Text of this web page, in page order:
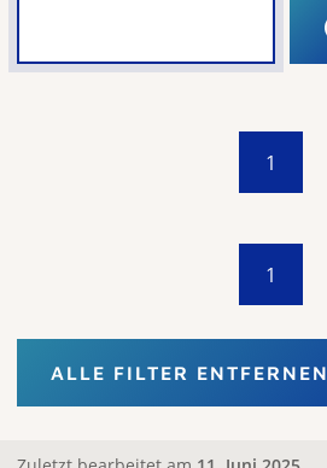
1
1
ALLE FILTER ENTFERNEN